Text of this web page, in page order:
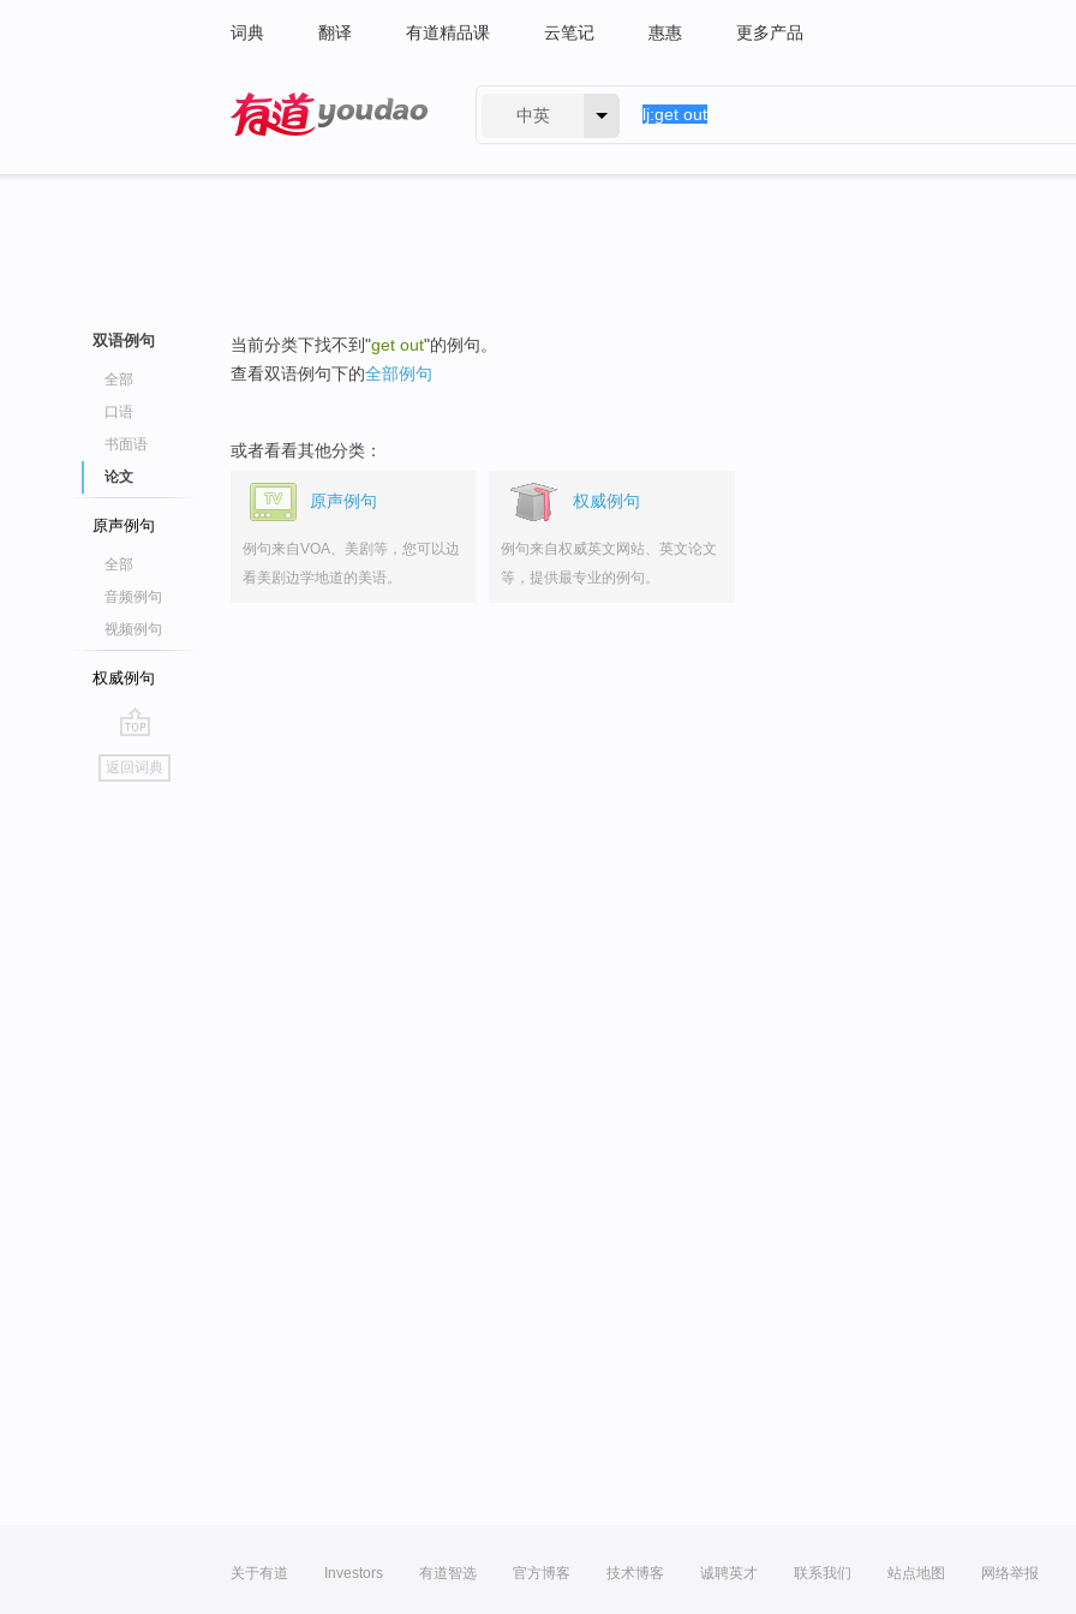
词典 翻译 有道精品课 云笔记 惠惠 更多产品
中英
双语例句
全部
口语
书面语
论文
原声例句
全部
音频例句
视频例句
权威例句
go
top
返回词典
当前分类下找不到"get out"的例句。
查看双语例句下的全部例句
或者看看其他分类：
原声例句
例句来自VOA、美剧等，您可以边
看美剧边学地道的美语。
权威例句
例句来自权威英文网站、英文论文
等，提供最专业的例句。
关于有道 Investors 有道智选 官方博客 技术博客 诚聘英才 联系我们 站点地图 网络举报